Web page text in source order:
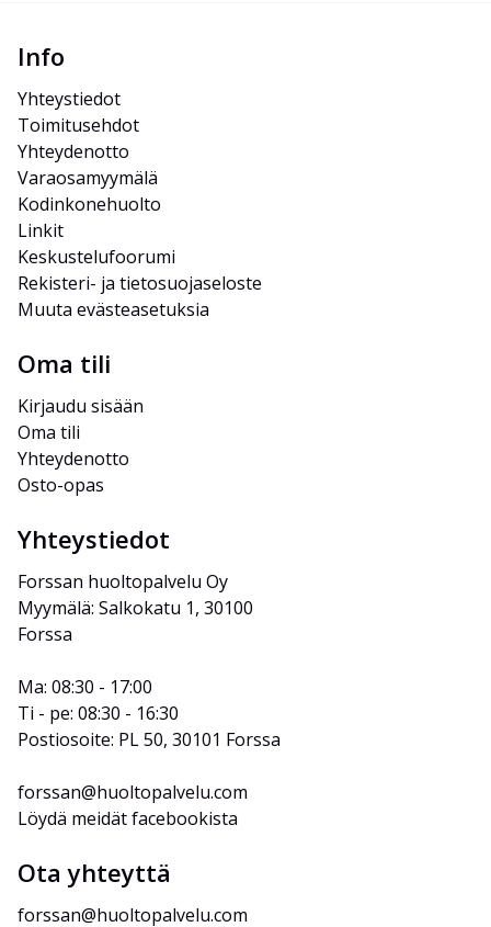
Info
Yhteystiedot
Toimitusehdot
Yhteydenotto
Varaosamyymälä
Kodinkonehuolto
Linkit
Keskustelufoorumi
Rekisteri- ja tietosuojaseloste
Muuta evästeasetuksia
Oma tili
Kirjaudu sisään
Oma tili
Yhteydenotto
Osto-opas
Yhteystiedot
Forssan huoltopalvelu Oy
Myymälä: Salkokatu 1, 30100
Forssa
Ma: 08:30 - 17:00
Ti - pe: 08:30 - 16:30
Postiosoite: PL 50, 30101 Forssa
forssan@huoltopalvelu.com
Löydä meidät facebookista
Ota yhteyttä
forssan@huoltopalvelu.com